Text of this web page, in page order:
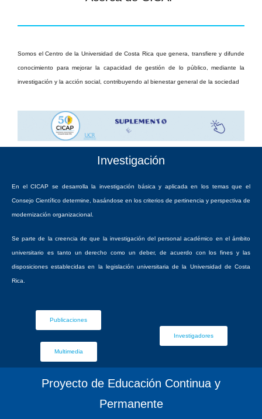
Somos el Centro de la Universidad de Costa Rica que genera, transfiere y difunde
conocimiento para mejorar la capacidad de gestión de lo público, mediante la
investigación y la acción social, contribuyendo al bienestar general de la sociedad
Investigación
En el CICAP se desarrolla la investigación básica y aplicada en los temas que el
Consejo Científico determine, basándose en los criterios de pertinencia y perspectiva de
modernización organizacional.
Se parte de la creencia de que la investigación del personal académico en el ámbito
universitario es tanto un derecho como un deber, de acuerdo con los fines y las
disposiciones establecidas en la legislación universitaria de la Universidad de Costa
Rica.
Publicaciones
Multimedia
Investigadores
Proyecto de Educación Continua y
Permanente